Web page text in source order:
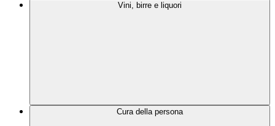
Vini, birre e liquori
Cura della persona